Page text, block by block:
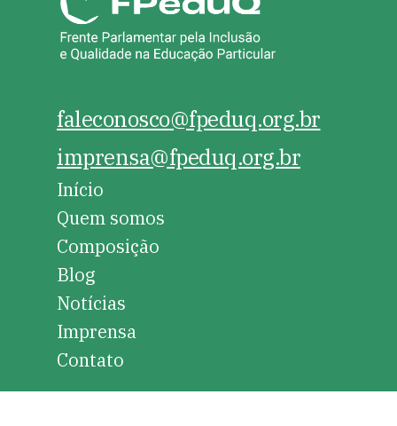
faleconosco@fpeduq.org.br
imprensa@fpeduq.org.br
Início
Quem somos
Composição
Blog
Notícias
Imprensa
Contato